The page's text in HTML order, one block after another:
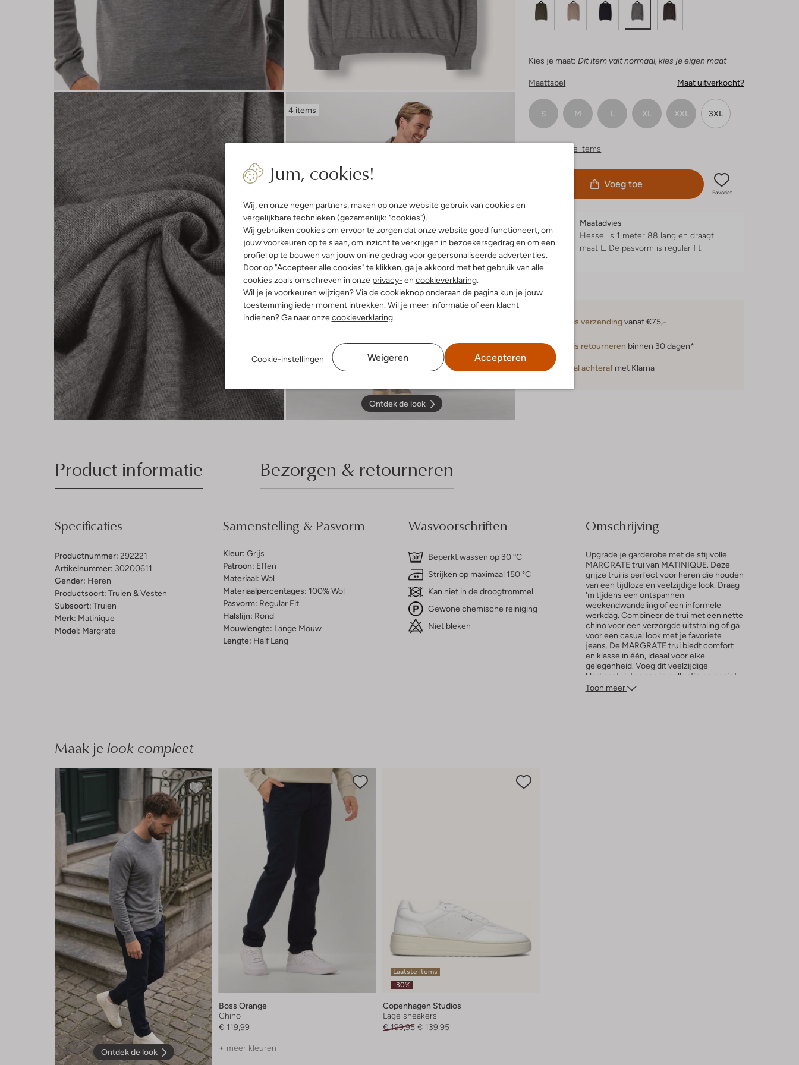
Jum, cookies!
Wij, en onze negen partners, maken op onze website gebruik van cookies en
vergelijkbare technieken (gezamenlijk: "cookies").
Wij gebruiken cookies om ervoor te zorgen dat onze website goed functioneert, om
jouw voorkeuren op te slaan, om inzicht te verkrijgen in bezoekersgedrag en om een
profiel op te bouwen van jouw online gedrag voor gepersonaliseerde advertenties.
Door op "Accepteer alle cookies" te klikken, ga je akkoord met het gebruik van alle
cookies zoals omschreven in onze privacy- en cookieverklaring.
Wil je je voorkeuren wijzigen? Via de cookieknop onderaan de pagina kun je jouw
toestemming ieder moment intrekken. Wil je meer informatie of een klacht
indienen? Ga naar onzecookieverklaring.
Cookie-instellingen Weigeren Accepteren
4 items
Ontdek de look
Kies je maat: Dit item valt normaal, kies je eigen maat
Maattabel Maat uitverkocht?
S M L XL XXL 3XL
Vergelijkbare items
Voeg toe
Favoriet
Maatadvies
Hessel is 1 meter 88 lang en draagt
maat L. De pasvorm is regular fit.
Gratis verzendingvanaf €75,-
Gratis retourneren binnen 30 dagen*
Betaal achteraf met Klarna
Product informatie Bezorgen & retourneren
Specificaties
Productnummer: 292221
Artikelnummer: 30200611
Gender: Heren
Productsoort: Truien & Vesten
Subsoort: Truien
Merk: Matinique
Model: Margrate
Samenstelling & Pasvorm
Kleur: Grijs
Patroon: Effen
Materiaal: Wol
Materiaalpercentages: 100% Wol
Pasvorm: Regular Fit
Halslijn: Rond
Mouwlengte: Lange Mouw
Lengte: Half Lang
Wasvoorschriften
Beperkt wassen op 30 °C
Strijken op maximaal 150 °C
Kan niet in de droogtrommel
Gewone chemische reiniging
Niet bleken
Omschrijving
Upgrade je garderobe met de stijlvolle
MARGRATE trui van MATINIQUE. Deze
grijze trui is perfect voor heren die houden
van een tijdloze en veelzijdige look. Draag
'm tijdens een ontspannen
weekendwandeling of een informele
werkdag. Combineer de trui met een nette
chino voor een verzorgde uitstraling of ga
voor een casual look met je favoriete
jeans. De MARGRATE trui biedt comfort
en klasse in één, ideaal voor elke
gelegenheid. Voeg dit veelzijdige
kledingstuk toe aan je collectie en geniet
van de perfecte mix van stijl en comfort.
Toon meer
Maak je look compleet
Ontdek de look
Boss Orange
Chino
€ 119,99
+ meer kleuren
Laatste items
-30%
Copenhagen Studios
Lage sneakers
€ 199,95 € 139,95